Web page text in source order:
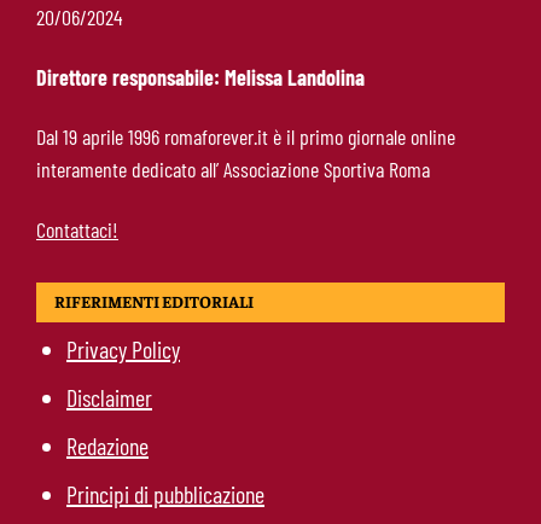
Rensch-Roma, l’occasione cambia tutto:
Gasperini prova il jolly delle fasce
20/06/2024
Direttore responsabile: Melissa Landolina
Dal 19 aprile 1996 romaforever.it è il primo giornale online
interamente dedicato all’ Associazione Sportiva Roma
Contattaci!
RIFERIMENTI EDITORIALI
Privacy Policy
Disclaimer
Redazione
Principi di pubblicazione